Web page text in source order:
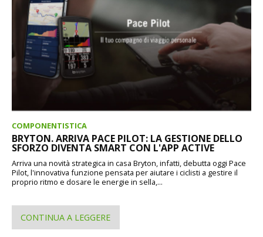
COMPONENTISTICA
BRYTON. ARRIVA PACE PILOT: LA GESTIONE DELLO
SFORZO DIVENTA SMART CON L'APP ACTIVE
Arriva una novità strategica in casa Bryton, infatti, debutta oggi Pace
Pilot, l'innovativa funzione pensata per aiutare i ciclisti a gestire il
proprio ritmo e dosare le energie in sella,...
CONTINUA A LEGGERE